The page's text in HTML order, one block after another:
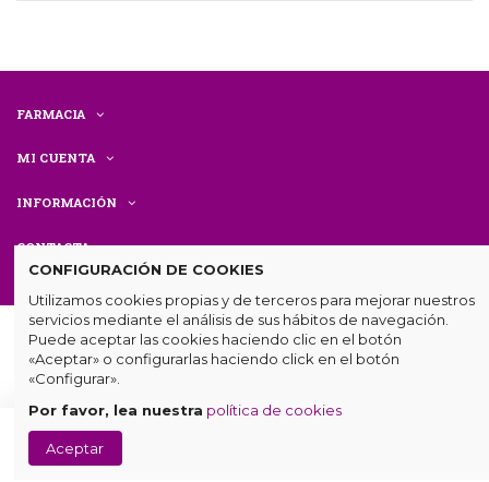
FARMACIA
MI CUENTA
INFORMACIÓN
CONTACTA
© Farmacia Centenaria. Todos los derechos reservados.
CONFIGURACIÓN DE COOKIES
Utilizamos cookies propias y de terceros para mejorar nuestros
servicios mediante el análisis de sus hábitos de navegación.
Puede aceptar las cookies haciendo clic en el botón
«Aceptar» o configurarlas haciendo click en el botón
«Configurar».
Por favor, lea nuestra política de cookies
Aceptar